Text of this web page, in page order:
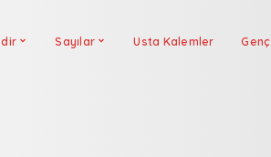
Sayılar Usta Kalemler